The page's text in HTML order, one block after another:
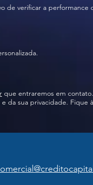
de verificar a performance
que entraremos em contato.
da sua privacidade. Fique